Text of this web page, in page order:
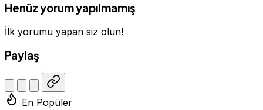
Henüz yorum yapılmamış
İlk yorumu yapan siz olun!
Paylaş
En Popüler